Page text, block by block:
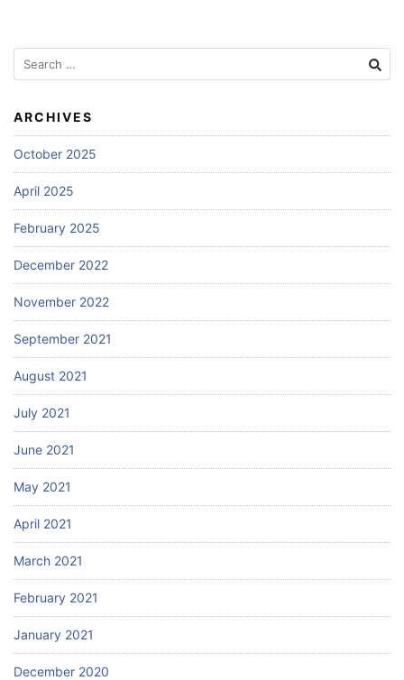
Search
for:
ARCHIVES
October 2025
April 2025
February 2025
December 2022
November 2022
September 2021
August 2021
July 2021
June 2021
May 2021
April 2021
March 2021
February 2021
January 2021
December 2020